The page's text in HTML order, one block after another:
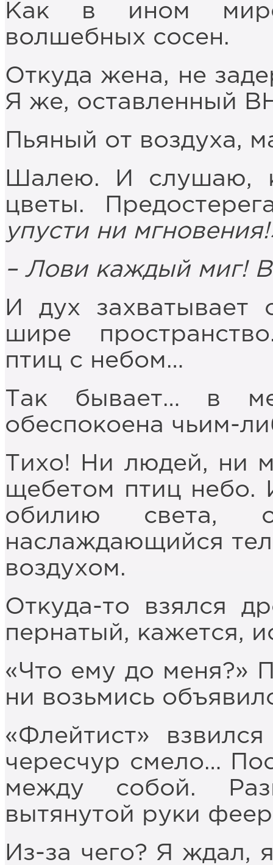
Как в ином
волшебных сосен.
Откуда жена, не
Я же, оставленный
Пьяный от воздуха,
Шалею. И слушаю,
цветы.
упусти ни
– Лови каждый миг!
И дух захватывает
шире
птиц с небом…
Так бывает… в
обеспокоена чьим-
Тихо! Ни людей, ни
щебетом птиц
обилию света,
наслаждающийся
воздухом.
Откуда-то взялся
пернатый, кажется,
«Что ему до меня?»
ни возьмись
«Флейтист»
чересчур смело…
между собой.
вытянутой руки
Из-за чего? Я ждал,